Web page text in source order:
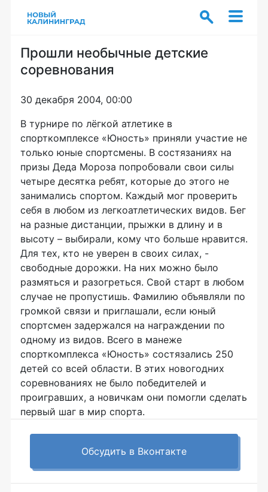
Прошли необычные детские
соревнования
30 декабря 2004, 00:00
В турнире по лёгкой атлетике в
спорткомплексе «Юность» приняли участие не
только юные спортсмены. В состязаниях на
призы Деда Мороза попробовали свои силы
четыре десятка ребят, которые до этого не
занимались спортом. Каждый мог проверить
себя в любом из легкоатлетических видов. Бег
на разные дистанции, прыжки в длину и в
высоту – выбирали, кому что больше нравится.
Для тех, кто не уверен в своих силах, -
свободные дорожки. На них можно было
размяться и разогреться. Свой старт в любом
случае не пропустишь. Фамилию объявляли по
громкой связи и приглашали, если юный
спортсмен задержался на награждении по
одному из видов. Всего в манеже
спорткомплекса «Юность» состязались 250
детей со всей области. В этих новогодних
соревнованиях не было победителей и
проигравших, а новичкам они помогли сделать
первый шаг в мир спорта.
Обсудить в Вконтакте